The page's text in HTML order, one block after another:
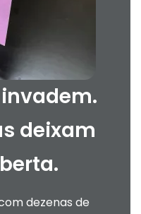
deixam
dezenas de